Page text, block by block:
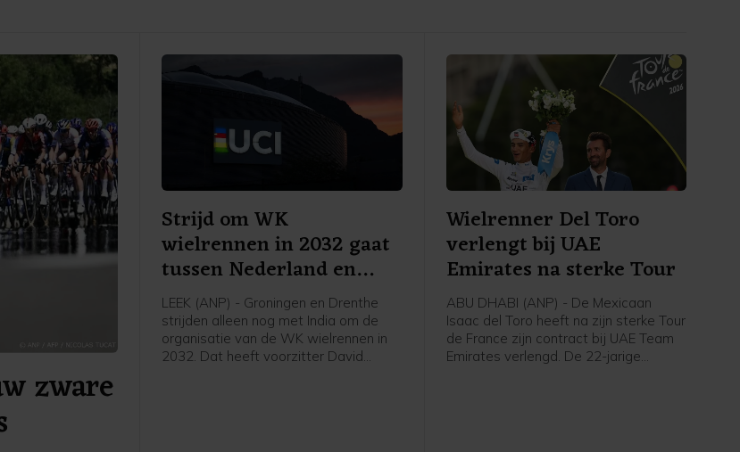
zware
Strijd om WK
wielrennen in 2032 gaat
tussen Nederland en
India
LEEK (ANP) - Groningen en Drenthe
strijden alleen nog met India om de
organisatie van de WK wielrennen in
2032. Dat heeft voorzitter David
Wielrenner Del Toro
verlengt bij UAE
Emirates na sterke Tour
ABU DHABI (ANP) - De Mexicaan
Isaac del Toro heeft na zijn sterke Tour
de France zijn contract bij UAE Team
Emirates verlengd. De 22-jarige